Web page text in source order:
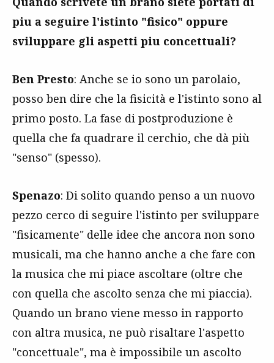
piu a seguire l'istinto "fisico" oppure
sviluppare gli aspetti piu concettuali?
Ben Presto: Anche se io sono un parolaio,
posso ben dire che la fisicità e l'istinto sono al
primo posto. La fase di postproduzione è
quella che fa quadrare il cerchio, che dà più
"senso" (spesso).
Spenazo: Di solito quando penso a un nuovo
pezzo cerco di seguire l'istinto per sviluppare
"fisicamente" delle idee che ancora non sono
musicali, ma che hanno anche a che fare con
la musica che mi piace ascoltare (oltre che
con quella che ascolto senza che mi piaccia).
Quando un brano viene messo in rapporto
con altra musica, ne può risaltare l'aspetto
"concettuale", ma è impossibile un ascolto